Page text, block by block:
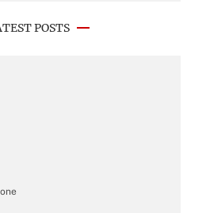
POSTS